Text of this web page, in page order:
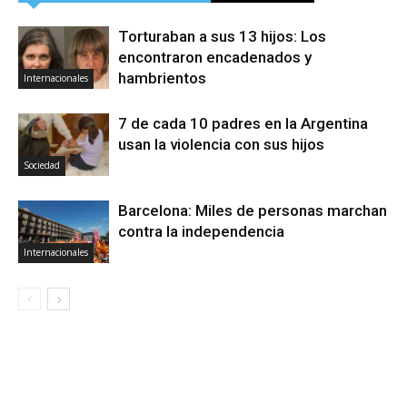
Internacionales
Torturaban a sus 13 hijos: Los
encontraron encadenados y
hambrientos
Sociedad
7 de cada 10 padres en la Argentina
usan la violencia con sus hijos
Internacionales
Barcelona: Miles de personas marchan
contra la independencia